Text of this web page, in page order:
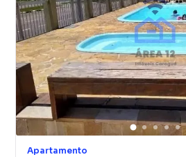
Apartamento